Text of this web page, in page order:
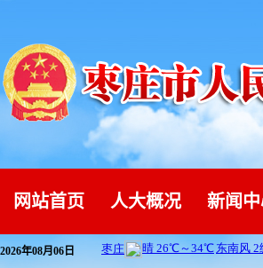
网站首页 人大概况 新闻
2026年08月06日